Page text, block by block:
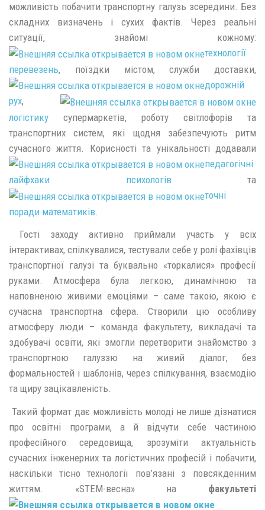
можливість побачити транспортну галузь зсередини. Без
складних визначень і сухих фактів. Через реальні
ситуації, знайомі кожному:
технології
перевезень, поїздки містом, служби доставки,
дорожній
рух,
логістику супермаркетів, роботу світлофорів та
транспортних систем, які щодня забезпечують ритм
сучасного життя. Корисності та унікальності додавали
педагогічні
лайфхаки психологів та
точні
поради математиків
Гості заходу активно приймали участь у всіх
інтерактивах, спілкувалися, тестували себе у ролі фахівців
транспортної галузі та буквально «торкалися» професії
руками. Атмосфера була легкою, динамічною та
наповненою живими емоціями – саме такою, якою є
сучасна транспортна сфера. Створили цю особливу
атмосферу люди – команда факультету, викладачі та
здобувачі освіти, які змогли перетворити знайомство з
транспортною галуззю на живий діалог, без
формальностей і шаблонів, через спілкування, взаємодію
та щиру зацікавленість.
Такий формат дає можливість молоді не лише дізнатися
про освітні програми, а й відчути себе частиною
професійного середовища, зрозуміти актуальність
сучасних інженерних та логістичних професій і побачити,
наскільки тісно технології пов’язані з повсякденним
життям. «STEM-весна» на факультеті